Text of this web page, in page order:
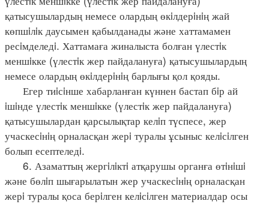
қатысушылардың немесе олардың өкiлдерiнiң жай
көпшiлiк даусымен қабылданады және хаттамамен
ресiмделедi. Хаттамаға жиналыста болған үлестiк
меншiкке (үлестiк жер пайдалануға) қатысушылардың
немесе олардың өкiлдерiнiң барлығы қол қояды.
Егер тиiсiнше хабарланған күннен бастап бiр ай
iшiнде үлестiк меншiкке (үлестiк жер пайдалануға)
қатысушылардан қарсылықтар келiп түспесе, жер
учаскесiнiң орналасқан жерi туралы ұсыныс келiсiлген
болып есептеледi.
6. Азаматтың жергiлiктi атқарушы органға өтiнiшi
және бөлiп шығарылатын жер учаскесiнiң орналасқан
жерi туралы қоса берiлген келiсiлген материалдар осы